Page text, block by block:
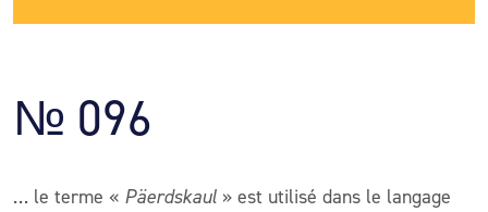
№ 096
… le terme « Päerdskaul » est utilisé dans le langage